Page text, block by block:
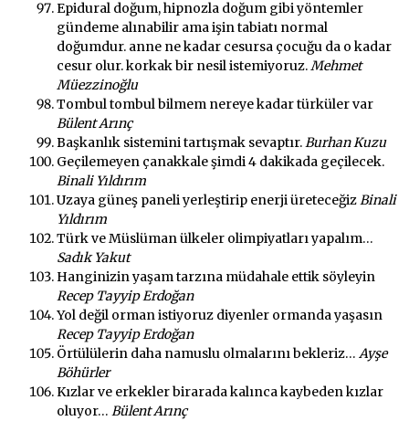
Epidural doğum, hipnozla doğum gibi yöntemler
gündeme alınabilir ama işin tabiatı normal
doğumdur. anne ne kadar cesursa çocuğu da o kadar
cesur olur. korkak bir nesil istemiyoruz.Mehmet
Müezzinoğlu
Tombul tombul bilmem nereye kadar türküler var
Bülent Arınç
Başkanlık sistemini tartışmak sevaptır.Burhan Kuzu
Geçilemeyen çanakkale şimdi 4 dakikada geçilecek.
Binali Yıldırım
Uzaya güneş paneli yerleştirip enerji üreteceğizBinali
Yıldırım
Türk ve Müslüman ülkeler olimpiyatları yapalım…
Sadık Yakut
Hanginizin yaşam tarzına müdahale ettik söyleyin
Recep Tayyip Erdoğan
Yol değil orman istiyoruz diyenler ormanda yaşasın
Recep Tayyip Erdoğan
Örtülülerin daha namuslu olmalarını bekleriz…Ayşe
Böhürler
Kızlar ve erkekler birarada kalınca kaybeden kızlar
oluyor…Bülent Arınç